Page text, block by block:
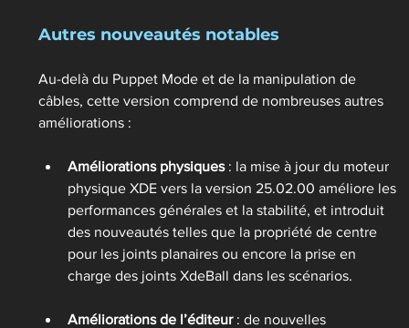
Autres nouveautés notables
Au-delà du Puppet Mode et de la manipulation de
câbles, cette version comprend de nombreuses autres
améliorations :
Améliorations physiques : la mise à jour du moteur
physique XDE vers la version 25.02.00 améliore les
performances générales et la stabilité, et introduit
des nouveautés telles que la propriété de centre
pour les joints planaires ou encore la prise en
charge des joints XdeBall dans les scénarios.
Améliorations de l’éditeur : de nouvelles